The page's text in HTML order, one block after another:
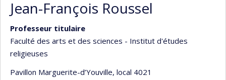
Jean-François Roussel
Professeur titulaire
Faculté des arts et des sciences - Institut d'études
religieuses
Pavillon Marguerite-d’Youville, local 4021